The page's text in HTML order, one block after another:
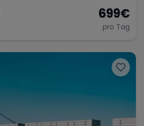
699€
pro Tag